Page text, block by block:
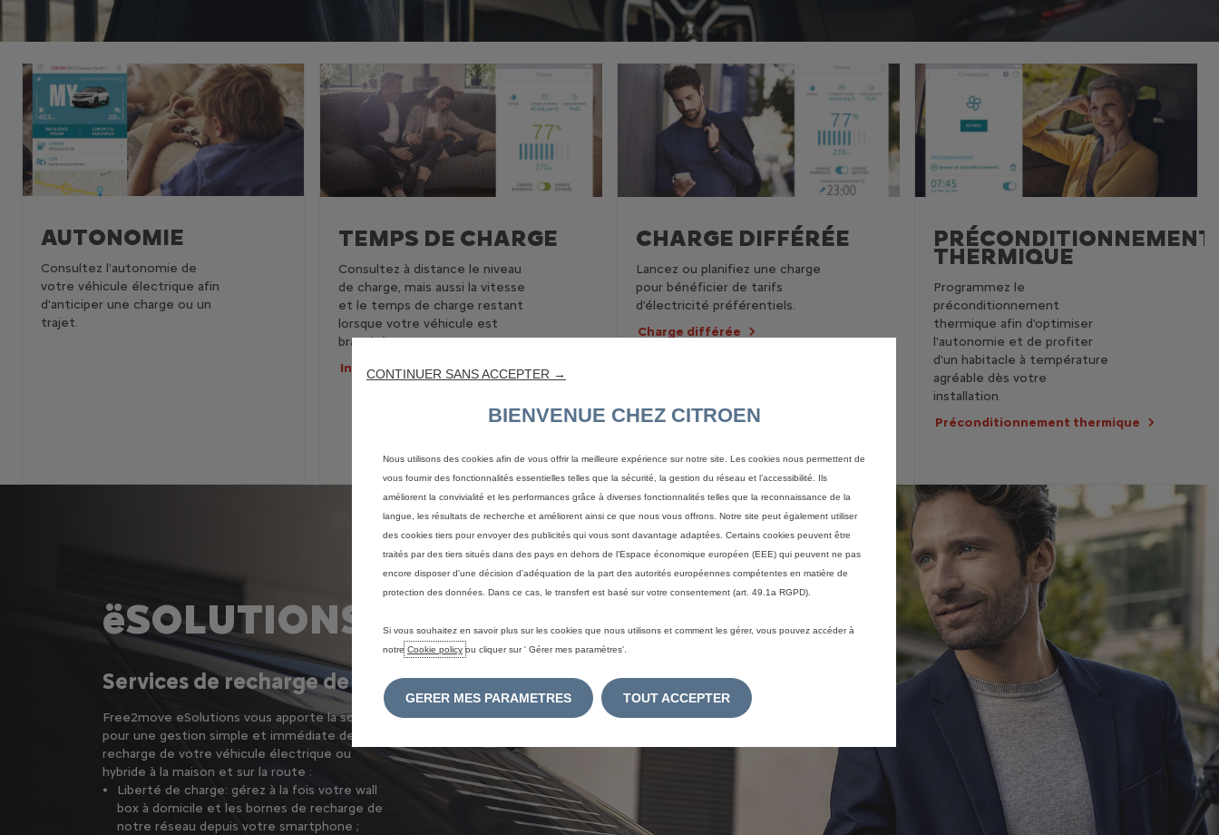
AUTONOMIE
Consultez l'autonomie de
votre véhicule électrique afin
d'anticiper une charge ou un
trajet.
TEMPS DE CHARGE
Consultez à distance le niveau
de charge, mais aussi la vitesse
et le temps de charge restant
lorsque votre véhicule est
branché.
Informations à distance
CHARGE DIFFÉRÉE
Lancez ou planifiez une charge
pour bénéficier de tarifs
d'électricité préférentiels.
Charge différée
PRÉCONDITIONNEMENT
THERMIQUE
Programmez le
préconditionnement
thermique afin d'optimiser
l'autonomie et de profiter
d'un habitacle à température
agréable dès votre
installation.
Préconditionnement thermique
ëSOLUTIONS CHARGING
Services de recharge de Free2move eSolutions
Free2move eSolutions vous apporte la solution
pour une gestion simple et immédiate de la
recharge de votre véhicule électrique ou
hybride à la maison et sur la route :
Liberté de charge: gérez à la fois votre wall
box à domicile et les bornes de recharge de
notre réseau depuis votre smartphone ;
CONTINUER SANS ACCEPTER →
BIENVENUE CHEZ CITROEN
Nous utilisons des cookies afin de vous offrir la meilleure expérience sur notre site. Les cookies nous permettent de
vous fournir des fonctionnalités essentielles telles que la sécurité, la gestion du réseau et l’accessibilité. Ils
améliorent la convivialité et les performances grâce à diverses fonctionnalités telles que la reconnaissance de la
langue, les résultats de recherche et améliorent ainsi ce que nous vous offrons. Notre site peut également utiliser
des cookies tiers pour envoyer des publicités qui vous sont davantage adaptées. Certains cookies peuvent être
traités par des tiers situés dans des pays en dehors de l'Espace économique européen (EEE) qui peuvent ne pas
encore disposer d'une décision d'adéquation de la part des autorités européennes compétentes en matière de
protection des données. Dans ce cas, le transfert est basé sur votre consentement (art. 49.1a RGPD).
Si vous souhaitez en savoir plus sur les cookies que nous utilisons et comment les gérer, vous pouvez accéder à
notre Cookie policy ou cliquer sur ' Gérer mes paramètres'.
GERER MES PARAMETRES TOUT ACCEPTER